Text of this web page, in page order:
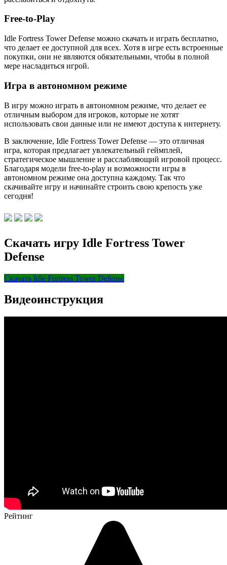
Free-to-Play
Idle Fortress Tower Defense можно скачать и играть бесплатно,
что делает ее доступной для всех. Хотя в игре есть встроенные
покупки, они не являются обязательными, чтобы в полной
мере насладиться игрой.
Игра в автономном режиме
В игру можно играть в автономном режиме, что делает ее
отличным выбором для игроков, которые не хотят
использовать свои данные или не имеют доступа к интернету.
В заключение, Idle Fortress Tower Defense — это отличная
игра, которая предлагает увлекательный геймплей,
стратегическое мышление и расслабляющий игровой процесс.
Благодаря модели free-to-play и возможности игры в
автономном режиме она доступна каждому. Так что
скачивайте игру и начинайте строить свою крепость уже
сегодня!
Скачать игру Idle Fortress Tower
Defense
Скачать Idle Fortress Tower Defense
Видеоинструкция
Рейтинг